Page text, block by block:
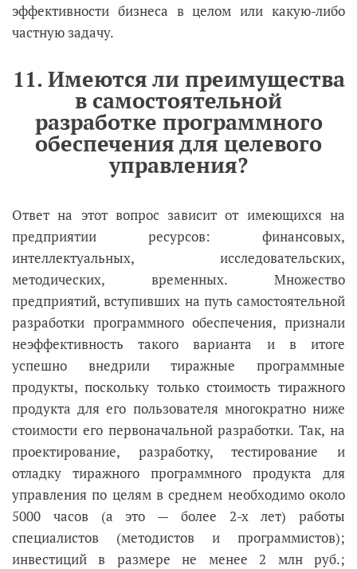
эффективности бизнеса в целом или какую-либо
частную задачу.
11. Имеются ли преимущества
в самостоятельной
разработке программного
обеспечения для целевого
управления?
Ответ на этот вопрос зависит от имеющихся на
предприятии ресурсов: финансовых,
интеллектуальных, исследовательских,
методических, временных. Множество
предприятий, вступивших на путь самостоятельной
разработки программного обеспечения, признали
неэффективность такого варианта и в итоге
успешно внедрили тиражные программные
продукты, поскольку только стоимость тиражного
продукта для его пользователя многократно ниже
стоимости его первоначальной разработки. Так, на
проектирование, разработку, тестирование и
отладку тиражного программного продукта для
управления по целям в среднем необходимо около
5000 часов (а это — более 2-х лет) работы
специалистов (методистов и программистов);
инвестиций в размере не менее 2 млн руб.;